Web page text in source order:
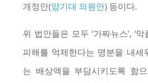
개정안(양기대 의원안) 등이다.
위 법안들은 모두 ‘가짜뉴스’, ‘
피해를 억제한다는 명분을 내세
는 배상액을 부담시키도록 함